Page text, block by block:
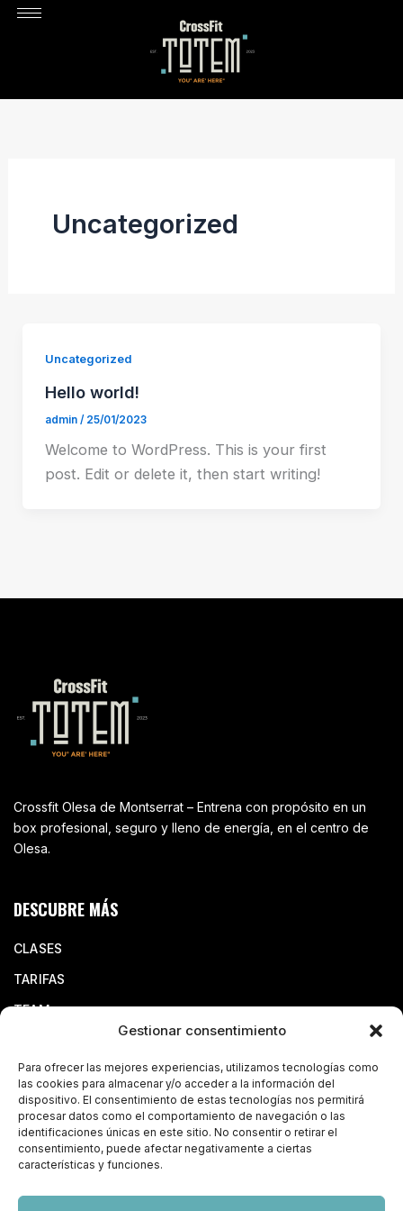
Gestionar consentimiento
Para ofrecer las mejores experiencias, utilizamos tecnologías como
las cookies para almacenar y/o acceder a la información del
dispositivo. El consentimiento de estas tecnologías nos permitirá
procesar datos como el comportamiento de navegación o las
identificaciones únicas en este sitio. No consentir o retirar el
consentimiento, puede afectar negativamente a ciertas
características y funciones.
Uncategorized
Uncategorized
Hello world!
admin / 25/01/2023
Welcome to WordPress. This is your first
post. Edit or delete it, then start writing!
Crossfit Olesa de Montserrat – Entrena con propósito en un
box profesional, seguro y lleno de energía, en el centro de
Olesa.
DESCUBRE MÁS
CLASES
TARIFAS
TEAM
NOS ENCONTRARÁS EN
Carrer de Les Filadores, 3, Bajo, 08640, Olesa de
Montserrat, Barcelona
contacto@crossfittotem.es
658 68 04 32
SÍGUENOS EN INSTAGRAM